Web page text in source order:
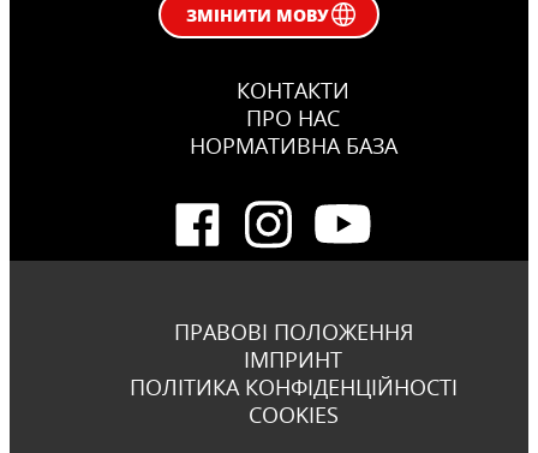
ЗМІНИТИ МОВУ
КОНТАКТИ
ПРО НАС
НОРМАТИВНА БАЗА
ПРАВОВІ ПОЛОЖЕННЯ
ІМПРИНТ
ПОЛІТИКА КОНФІДЕНЦІЙНОСТІ
COOKIES